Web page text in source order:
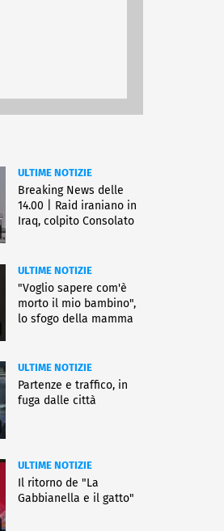
ULTIME NOTIZIE
Breaking News delle
14.00 | Raid iraniano in
Iraq, colpito Consolato
ULTIME NOTIZIE
"Voglio sapere com'è
morto il mio bambino",
lo sfogo della mamma
ULTIME NOTIZIE
Partenze e traffico, in
fuga dalle città
ULTIME NOTIZIE
Il ritorno de "La
Gabbianella e il gatto"